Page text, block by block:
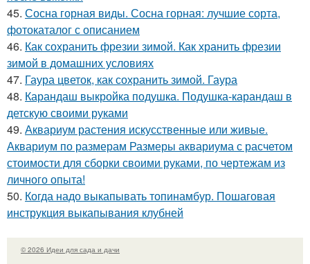
45. Сосна горная виды. Сосна горная: лучшие сорта,
фотокаталог с описанием
46. Как сохранить фрезии зимой. Как хранить фрезии
зимой в домашних условиях
47. Гаура цветок, как сохранить зимой. Гаура
48. Карандаш выкройка подушка. Подушка-карандаш в
детскую своими руками
49. Аквариум растения искусственные или живые.
Аквариум по размерам Размеры аквариума с расчетом
стоимости для сборки своими руками, по чертежам из
личного опыта!
50. Когда надо выкапывать топинамбур. Пошаговая
инструкция выкапывания клубней
© 2026 Идеи для сада и дачи